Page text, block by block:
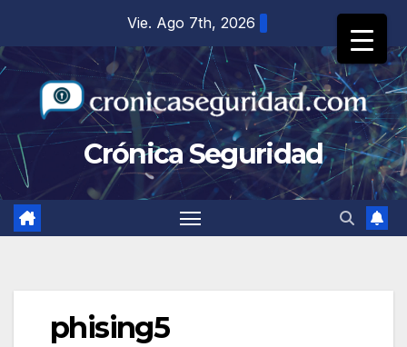
contenido
Vie. Ago 7th, 2026
Crónica Seguridad
phising5